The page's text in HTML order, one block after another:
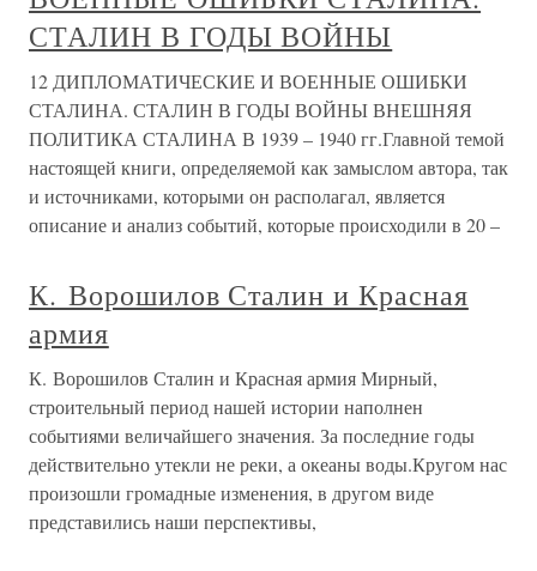
СТАЛИН В ГОДЫ ВОЙНЫ
12 ДИПЛОМАТИЧЕСКИЕ И ВОЕННЫЕ ОШИБКИ
СТАЛИНА. СТАЛИН В ГОДЫ ВОЙНЫ ВНЕШНЯЯ
ПОЛИТИКА СТАЛИНА В 1939 – 1940 гг.Главной темой
настоящей книги, определяемой как замыслом автора, так
и источниками, которыми он располагал, является
описание и анализ событий, которые происходили в 20 –
К. Ворошилов Сталин и Красная
армия
К. Ворошилов Сталин и Красная армия Мирный,
строительный период нашей истории наполнен
событиями величайшего значения. За последние годы
действительно утекли не реки, а океаны воды.Кругом нас
произошли громадные изменения, в другом виде
представились наши перспективы,